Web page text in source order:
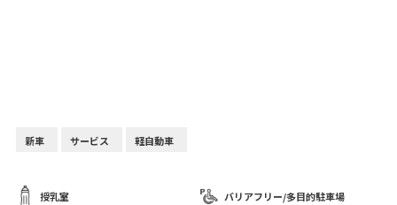
新車 サービス 軽自動車
授乳室 バリアフリー/多目的駐車場